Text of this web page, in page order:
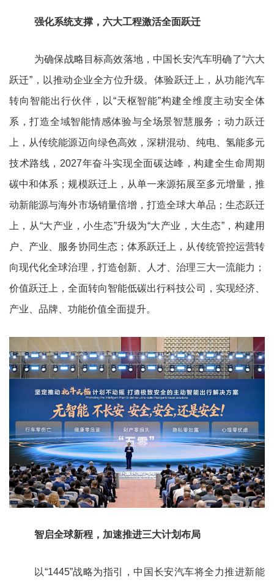
强化系统支撑，六大工程激活全面跃迁
为确保战略目标高效落地，中国长安汽车明确了“六大
跃迁”，以推动企业全方位升级。体验跃迁上，从功能汽车
转向智能出行伙伴，以“天枢智能”构建全维度主动安全体
系，打造全域智能情感体验与全场景智慧服务；动力跃迁
上，从传统能源迈向绿色高效，深耕混动、纯电、氢能多元
技术路线，2027年奋斗实现全面碳达峰，构建全生命周期
碳中和体系；规模跃迁上，从单一来源拓展至多元增量，推
动新能源与海外市场销量倍增，打造全球大单品；生态跃迁
上，从“大产业，小生态”升级为“大产业，大生态”，构建用
户、产业、服务协同生态；体系跃迁上，从传统管控运营转
向现代化全球治理，打造创新、人才、治理三大一流能力；
价值跃迁上，全面转向智能低碳出行科技公司，实现经济、
产业、品牌、功能价值全面提升。
智启全球新程，加速推进三大计划布局
以“1445”战略为指引，中国长安汽车将全力推进新能